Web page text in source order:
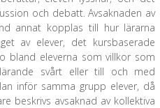
och debatt. Avsaknaden av
annat kopplas till hur lärarna
av elever, det kursbaserade
bland eleverna som villkor som
svårt eller till och med
inför samma grupp elever, då
beskrivs avsaknad av kollektiva